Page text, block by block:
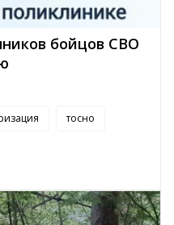
бойцов СВО
тосно